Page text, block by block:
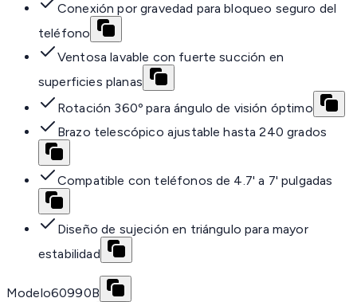
Conexión por gravedad para bloqueo seguro del
teléfono
Ventosa lavable con fuerte succión en
superficies planas
Rotación 360º para ángulo de visión óptimo
Brazo telescópico ajustable hasta 240 grados
Compatible con teléfonos de 4.7' a 7' pulgadas
Diseño de sujeción en triángulo para mayor
estabilidad
Modelo60990B